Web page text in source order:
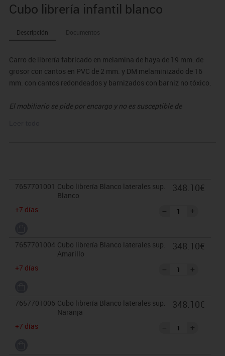
Cubo librería infantil blanco
Descripción Documentos
Carro de librería fabricado en melamina de haya de 19 mm. de
grosor con cantos en PVC de 2 mm. y DM melaminizado de 16
mm. con cantos redondeados y barnizados con barniz no tóxico.
El mobiliario se pide por encargo y no es susceptible de
7657701001 Cubo librería Blanco laterales sup.
Blanco
+7 días
348.10€
7657701004 Cubo librería Blanco laterales sup.
Amarillo
+7 días
348.10€
7657701006 Cubo librería Blanco laterales sup.
Naranja
+7 días
348.10€